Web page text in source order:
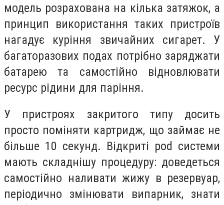
модель розрахована на кілька затяжок, а
принцип використання таких пристроїв
нагадує куріння звичайних сигарет. У
багаторазових подах потрібно заряджати
батарею та самостійно відновлювати
ресурс рідини для паріння.
У пристроях закритого типу досить
просто поміняти картридж, що займає не
більше 10 секунд. Відкриті pod системи
мають складнішу процедуру: доведеться
самостійно наливати жижу в резервуар,
періодично змінювати випарник, знати